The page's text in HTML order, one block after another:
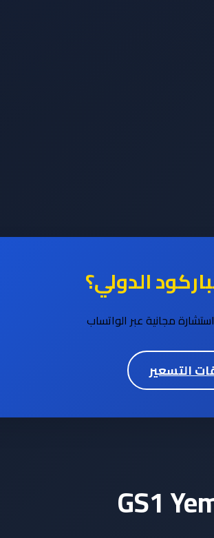
الدولي؟
مجانية عبر الواتساب
التسعير